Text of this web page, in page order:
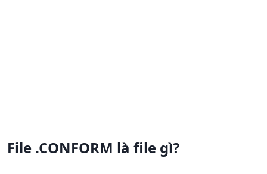
File .CONFORM là file gì?